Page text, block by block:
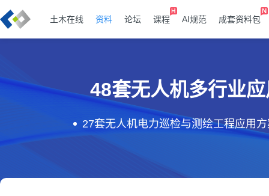
土木在线 资料 论坛 课程 AI规范 成套资料包
48套无人机多行业
27套无人机电力巡检与测绘工程应用